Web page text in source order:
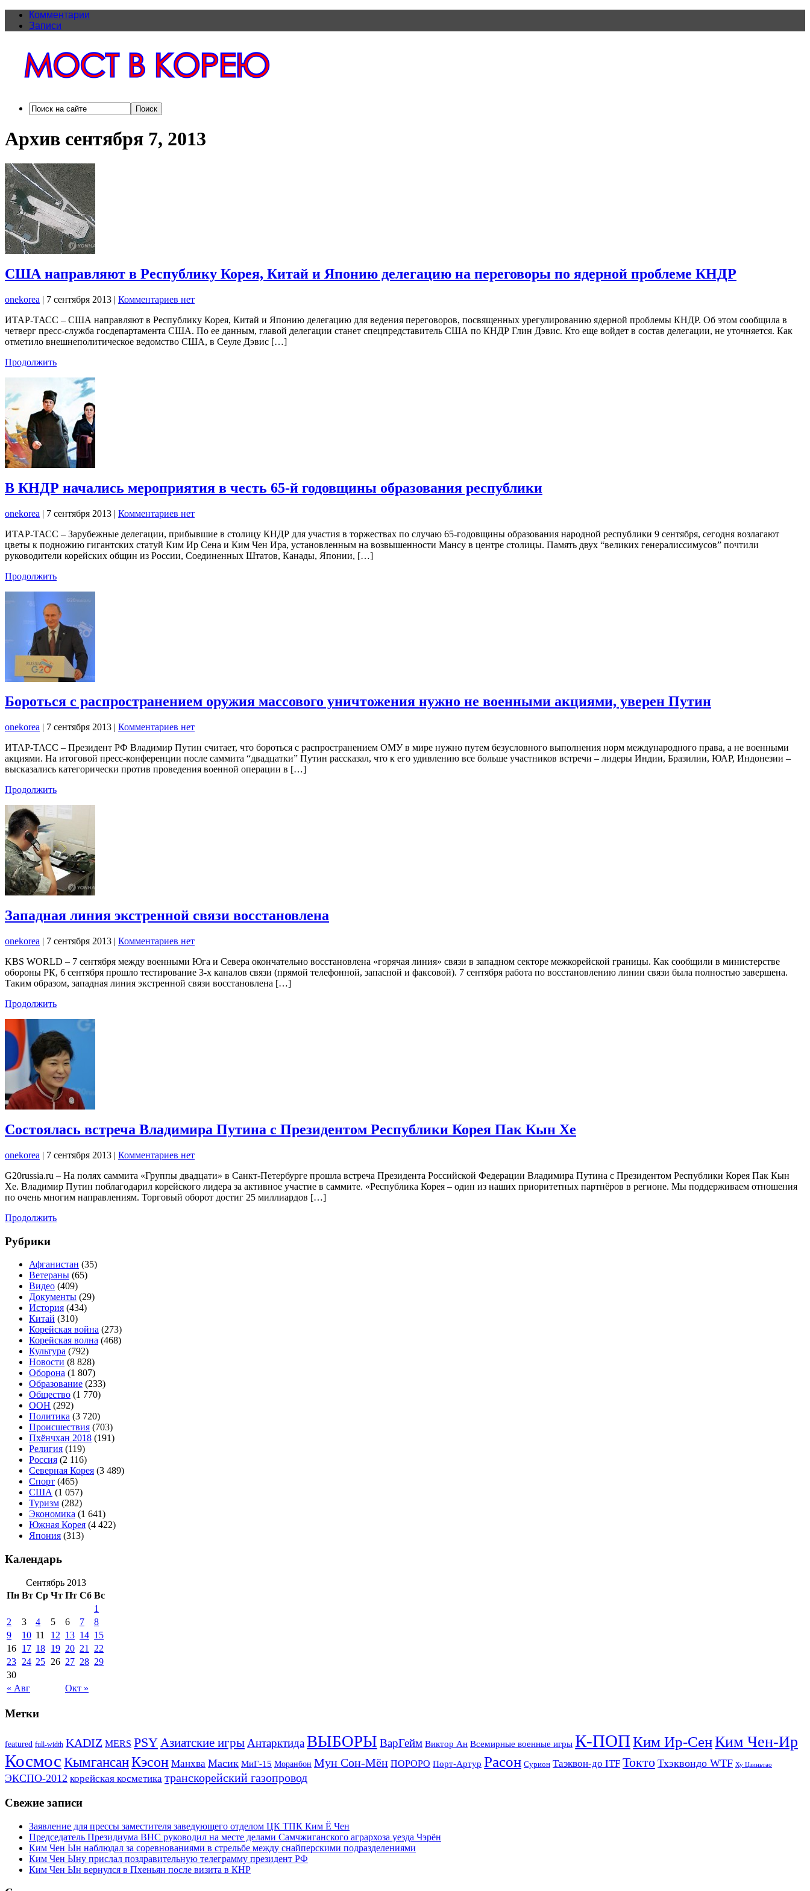
Комментарии
Записи
Архив сентября 7, 2013
США направляют в Республику Корея, Китай и Японию делегацию на переговоры по ядерной проблеме КНДР
onekorea | 7 сентября 2013 | Комментариев нет
ИТАР-ТАСС – США направляют в Республику Корея, Китай и Японию делегацию для ведения переговоров, посвященных урегулированию ядерной проблемы КНДР. Об этом сообщила в
четверг пресс-служба госдепартамента США. По ее данным, главой делегации станет спецпредставитель США по КНДР Глин Дэвис. Кто еще войдет в состав делегации, не уточняется. Как
отметило внешнеполитическое ведомство США, в Сеуле Дэвис […]
Продолжить
В КНДР начались мероприятия в честь 65-й годовщины образования республики
onekorea | 7 сентября 2013 | Комментариев нет
ИТАР-ТАСС – Зарубежные делегации, прибывшие в столицу КНДР для участия в торжествах по случаю 65-годовщины образования народной республики 9 сентября, сегодня возлагают
цветы к подножию гигантских статуй Ким Ир Сена и Ким Чен Ира, установленным на возвышенности Мансу в центре столицы. Память двух “великих генералиссимусов” почтили
руководители корейских общин из России, Соединенных Штатов, Канады, Японии, […]
Продолжить
Бороться с распространением оружия массового уничтожения нужно не военными акциями, уверен Путин
onekorea | 7 сентября 2013 | Комментариев нет
ИТАР-ТАСС – Президент РФ Владимир Путин считает, что бороться с распространением ОМУ в мире нужно путем безусловного выполнения норм международного права, а не военными
акциями. На итоговой пресс-конференции после саммита “двадцатки” Путин рассказал, что к его удивлению все больше участников встречи – лидеры Индии, Бразилии, ЮАР, Индонезии –
высказались категорически против проведения военной операции в […]
Продолжить
Западная линия экстренной связи восстановлена
onekorea | 7 сентября 2013 | Комментариев нет
KBS WORLD – 7 сентября между военными Юга и Севера окончательно восстановлена «горячая линия» связи в западном секторе межкорейской границы. Как сообщили в министерстве
обороны РК, 6 сентября прошло тестирование 3-х каналов связи (прямой телефонной, запасной и факсовой). 7 сентября работа по восстановлению линии связи была полностью завершена.
Таким образом, западная линия экстренной связи восстановлена […]
Продолжить
Состоялась встреча Владимира Путина с Президентом Республики Корея Пак Кын Хе
onekorea | 7 сентября 2013 | Комментариев нет
G20russia.ru – На полях саммита «Группы двадцати» в Санкт-Петербурге прошла встреча Президента Российской Федерации Владимира Путина с Президентом Республики Корея Пак Кын
Хе. Владимир Путин поблагодарил корейского лидера за активное участие в саммите. «Республика Корея – один из наших приоритетных партнёров в регионе. Мы поддерживаем отношения
по очень многим направлениям. Торговый оборот достиг 25 миллиардов […]
Продолжить
Рубрики
Афганистан (35)
Ветераны (65)
Видео (409)
Документы (29)
История (434)
Китай (310)
Корейская война (273)
Корейская волна (468)
Культура (792)
Новости (8 828)
Оборона (1 807)
Образование (233)
Общество (1 770)
ООН (292)
Политика (3 720)
Происшествия (703)
Пхёнчхан 2018 (191)
Религия (119)
Россия (2 116)
Северная Корея (3 489)
Спорт (465)
США (1 057)
Туризм (282)
Экономика (1 641)
Южная Корея (4 422)
Япония (313)
Календарь
Сентябрь 2013
Пн Вт Ср Чт Пт Сб Вс
« Авг Окт »
1
2
3 4 5 6 7
8
9
10 11 12 13 14 15
16 17 18 19 20 21
22
23 24 25 26 27 28 29
30
Метки
featured full-width KADIZ MERS PSYАзиатские игрыАнтарктидаВЫБОРЫ ВарГейм Виктор Ан Всемирные военные игры К-ПОПКим Ир-СенКим Чен-Ир
Космос КымгансанКэсон Манхва Масик МиГ-15 Моранбон Мун Сон-Мён ПОРОРО Порт-Артур Расон Сурион Таэквон-до ITF Токто Тхэквондо WTF Ху Цзиньтао
ЭКСПО-2012 корейская косметика транскорейский газопровод
Свежие записи
Заявление для прессы заместителя заведующего отделом ЦК ТПК Ким Ё Чен
Председатель Президиума ВНС руководил на месте делами Самчжиганского агрархоза уезда Чэрён
Ким Чен Ын наблюдал за соревнованиями в стрельбе между снайперскими подразделениями
Ким Чен Ыну прислал поздравительную телеграмму президент РФ
Ким Чен Ын вернулся в Пхеньян после визита в КНР